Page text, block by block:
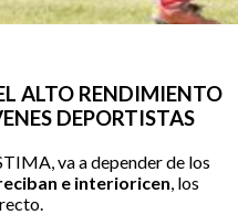
ALTO RENDIMIENTO
DEPORTISTAS
va a depender de los
e interioricen, los